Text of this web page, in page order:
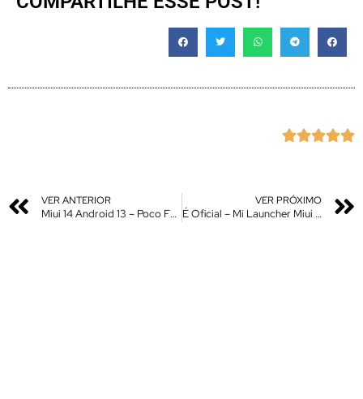

VER ANTERIOR
Miui 14 Android 13 – Poco F3 / Mi 11X – Tutorial de Instalação – D.E.V China Traduzida PT – Br
VER PRÓXIMO
É Oficial – Mi Launcher Miui 14 – Nova Atulização – Instale Agora!